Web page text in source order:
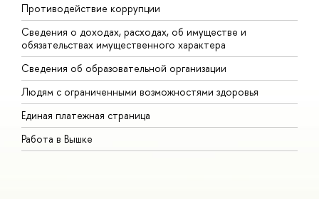
Противодействие коррупции
Сведения о доходах, расходах, об имуществе и
обязательствах имущественного характера
Сведения об образовательной организации
Людям с ограниченными возможностями здоровья
Единая платежная страница
Работа в Вышке